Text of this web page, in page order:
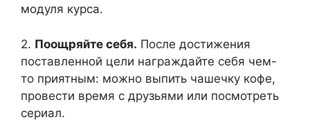
модуля курса.
2. Поощряйте себя. После достижения
поставленной цели награждайте себя чем-
то приятным: можно выпить чашечку кофе,
провести время с друзьями или посмотреть
сериал.